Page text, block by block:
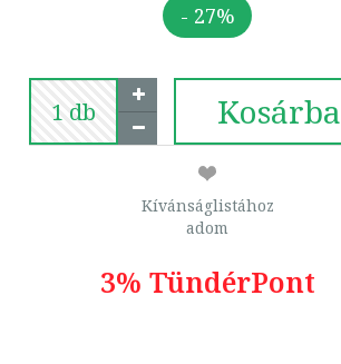
- 27%
Kosárba
Kívánságlistához
adom
3% TündérPont